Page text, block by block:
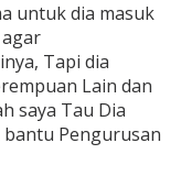
untuk dia masuk
Tapi dia
Lain dan
saya Tau Dia
Pengurusan